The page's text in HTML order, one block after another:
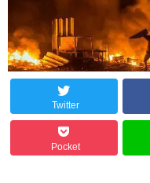
Twitter
Pocket